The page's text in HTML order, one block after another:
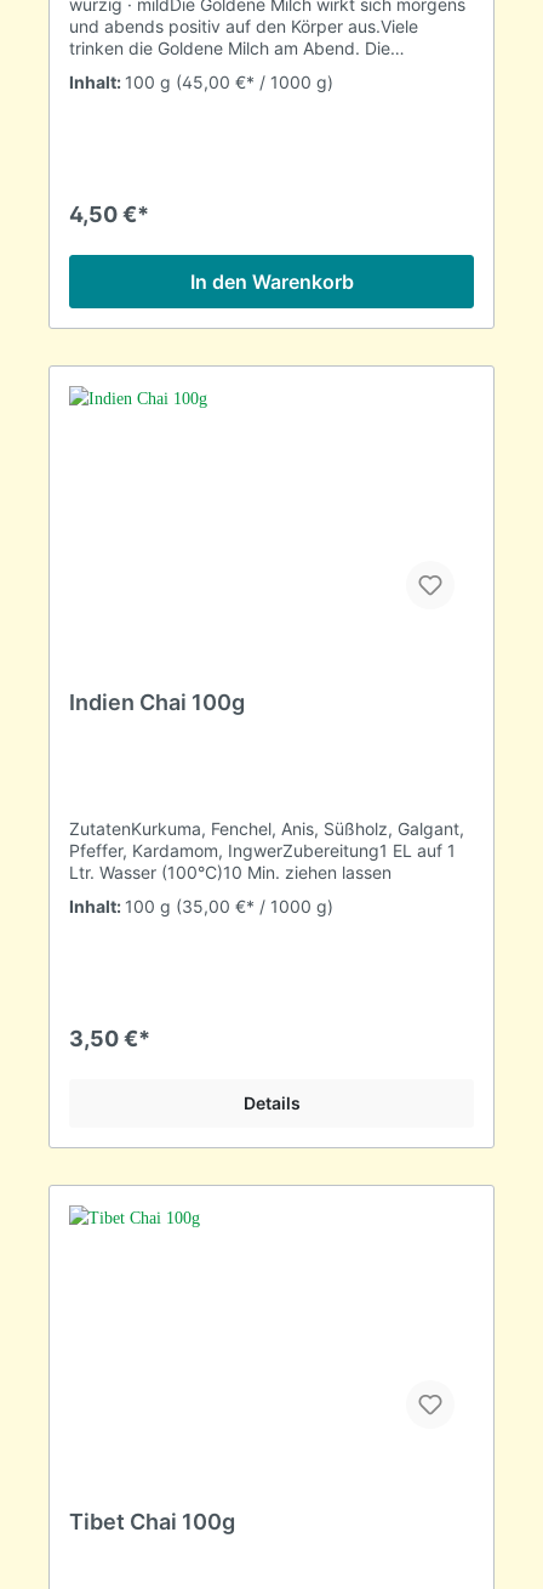
und abends positiv auf den Körper aus.Viele
trinken die Goldene Milch am Abend. Die
wärmende Wirkung des Ingwers und der Kurkuma
ist besonders entspannend, weshalb man sich auf
Sternanis, Nelke, MuskatZubereitung½- 1 TL in
200ml warme(Pflanzen-)Milch rühren und mit
Inhalt: 100 g (45,00 €* / 1000 g)
4,50 €*
In den Warenkorb
Indien Chai 100g
ZutatenKurkuma, Fenchel, Anis, Süßholz, Galgant,
Pfeffer, Kardamom, IngwerZubereitung1 EL auf 1
Ltr. Wasser (100°C)10 Min. ziehen lassen
Inhalt: 100 g (35,00 €* / 1000 g)
3,50 €*
Details
Tibet Chai 100g